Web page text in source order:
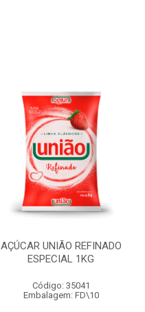
AÇÚCAR UNIÃO REFINADO
ESPECIAL 1KG
Código: 35041
Embalagem: FD\10